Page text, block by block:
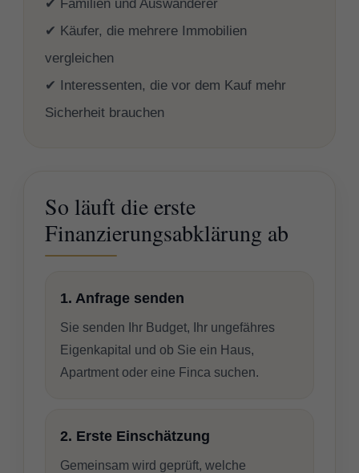
✔ Familien und Auswanderer
✔ Käufer, die mehrere Immobilien
vergleichen
✔ Interessenten, die vor dem Kauf mehr
Sicherheit brauchen
So läuft die erste
Finanzierungsabklärung ab
1. Anfrage senden
Sie senden Ihr Budget, Ihr ungefähres
Eigenkapital und ob Sie ein Haus,
Apartment oder eine Finca suchen.
2. Erste Einschätzung
Gemeinsam wird geprüft, welche